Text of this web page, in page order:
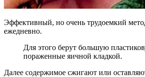
Эффективный, но очень трудоемкий
ежедневно.
Для этого берут большую
пораженные яичной кладкой.
Далее содержимое сжигают или